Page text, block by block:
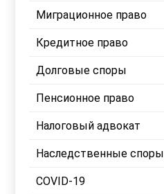
Миграционное право
Кредитное право
Долговые споры
Пенсионное право
Налоговый адвокат
Наследственные споры
COVID-19